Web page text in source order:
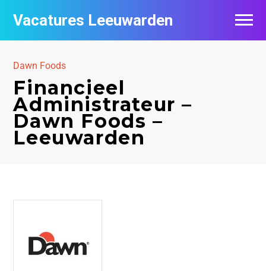
Vacatures Leeuwarden
Dawn Foods
Financieel
Administrateur –
Dawn Foods –
Leeuwarden
Vacatures per bedrijf
Nieuwsbrief feed